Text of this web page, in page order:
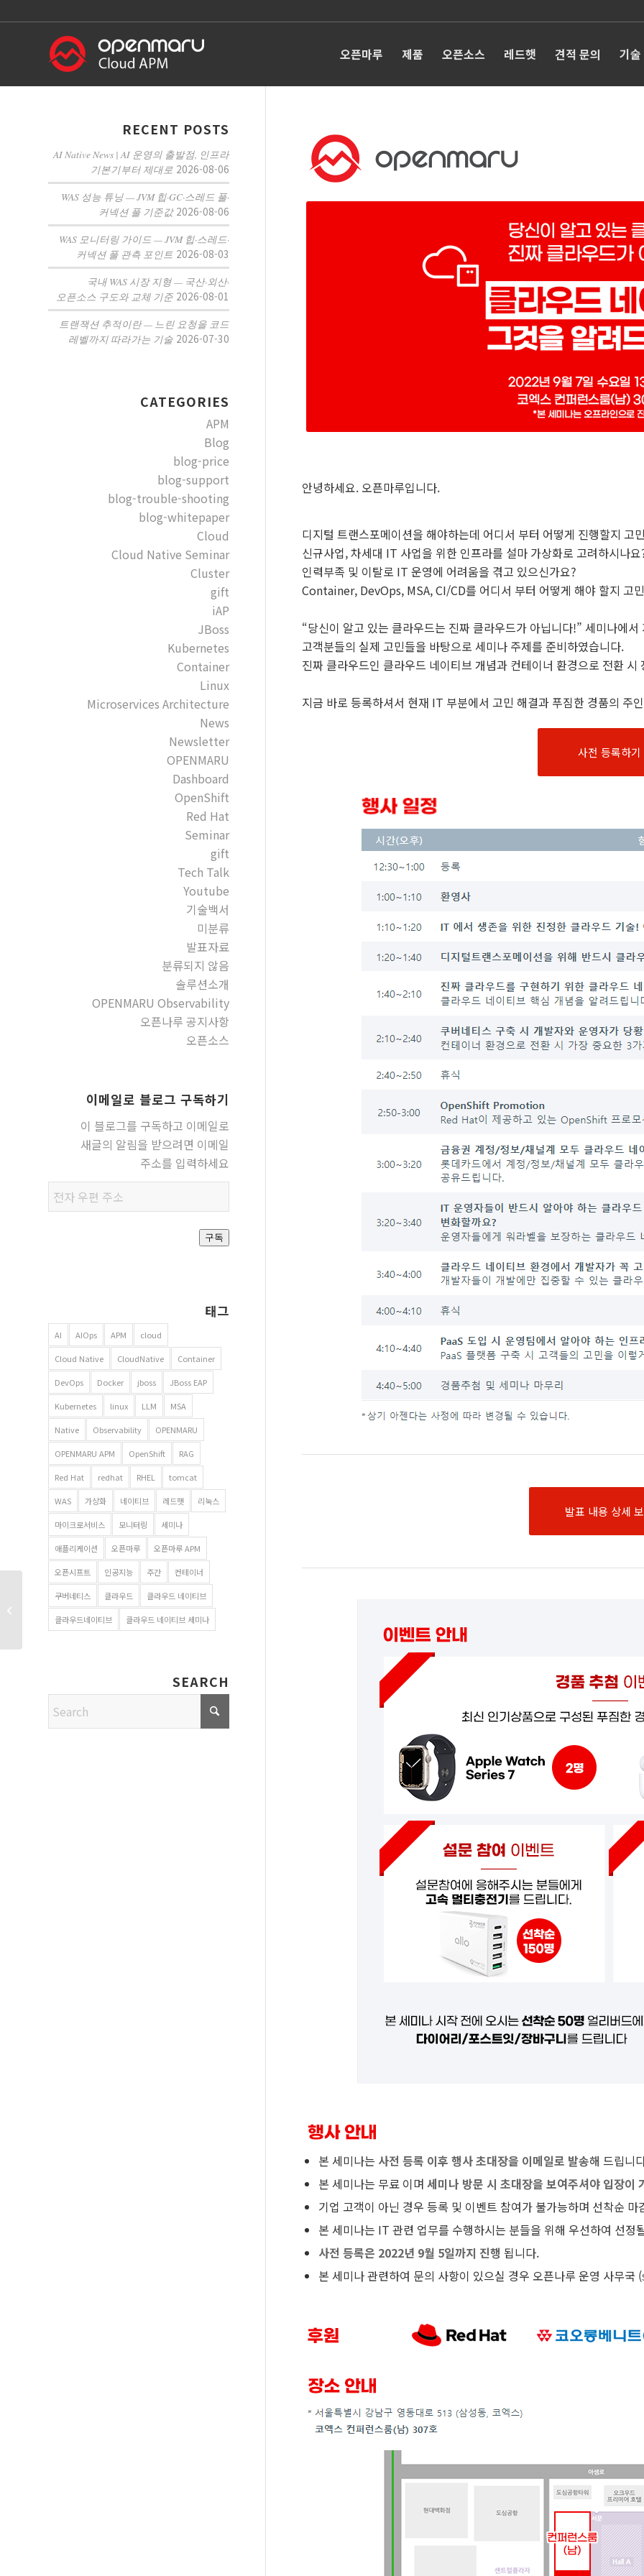
오픈마루 제품 오픈소스 레드햇 견적 문의 기
안녕하세요. 오픈마루입니다.
디지털 트랜스포메이션을 해야하는데 어디서 부터 어떻게 진행할지 고
신규사업, 차세대 IT 사업을 위한 인프라를 설마 가상화로 고려하시나요
인력부족 및 이탈로 IT 운영에 어려움을 겪고 있으신가요?
Container, DevOps, MSA, CI/CD를 어디서 부터 어떻게 해야 할지 고
“당신이 알고 있는 클라우드는 진짜 클라우드가 아닙니다!” 세미나에
고객분들의 실제 고민들을 바탕으로 세미나 주제를 준비하였습니다.
진짜 클라우드인 클라우드 네이티브 개념과 컨테이너 환경으로 전환
지금 바로 등록하셔서 현재 IT 부분에서 고민 해결과 푸짐한 경품의 주
사전 등록하기
발표 내용 상세
본 세미나는 사전 등록 이후 행사 초대장을 이메일로 발송해 드립니
본 세미나는 무료 이며 세미나 방문 시 초대장을 보여주셔야 입장이
기업 고객이 아닌 경우 등록 및 이벤트 참여가 불가능하며 선착순
본 세미나는 IT 관련 업무를 수행하시는 분들을 위해 우선하여 선정
사전 등록은 2022년 9월 5일까지 진행 됩니다.
본 세미나 관련하여 문의 사항이 있으실 경우 오픈나루 운영 사무국 (
RECENT POSTS
AI Native News | AI 운영의 출발점, 인프라
기본기부터 제대로 2026-08-06
WAS 성능 튜닝 — JVM 힙·GC·스레드 풀·
커넥션 풀 기준값 2026-08-06
WAS 모니터링 가이드 — JVM 힙·스레드·
커넥션 풀 관측 포인트 2026-08-03
국내 WAS 시장 지형 — 국산·외산·
오픈소스 구도와 교체 기준 2026-08-01
트랜잭션 추적이란 — 느린 요청을 코드
레벨까지 따라가는 기술 2026-07-30
CATEGORIES
APM
Blog
blog-price
blog-support
blog-trouble-shooting
blog-whitepaper
Cloud
Cloud Native Seminar
Cluster
gift
iAP
JBoss
Kubernetes
Container
Linux
Microservices Architecture
News
Newsletter
OPENMARU
Dashboard
OpenShift
Red Hat
Seminar
gift
Tech Talk
Youtube
기술백서
미분류
발표자료
분류되지 않음
솔루션소개
OPENMARU Observability
오픈나루 공지사항
오픈소스
이메일로 블로그 구독하기
이 블로그를 구독하고 이메일로
새글의 알림을 받으려면 이메일
주소를 입력하세요
우편
주소
구독
태그
AI AIOps APM cloud
Cloud Native CloudNative Container
DevOps Docker jboss JBoss EAP
Kubernetes linux LLM MSA
Native Observability OPENMARU
OPENMARU APM OpenShift RAG
Red Hat redhat RHEL tomcat
WAS 가상화 네이티브 레드햇 리눅스
마이크로서비스 모니터링 세미나
애플리케이션 오픈마루 오픈마루 APM
오픈시프트 인공지능 주간 컨테이너
쿠버네티스 클라우드 클라우드 네이티브
클라우드네이티브 클라우드 네이티브 세미나
SEARCH
클라우드 네이티브 –
그것을 알려드립니다 –
2022년...